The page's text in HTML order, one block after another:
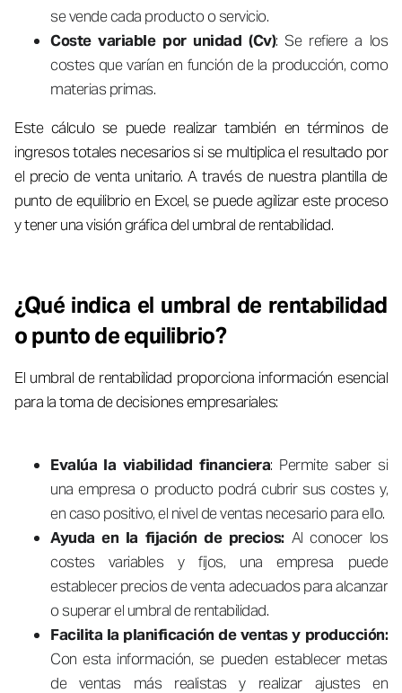
se vende cada producto o servicio.
Coste variable por unidad (Cv): Se refiere a los
costes que varían en función de la producción, como
materias primas.
Este cálculo se puede realizar también en términos de
ingresos totales necesarios si se multiplica el resultado por
el precio de venta unitario. A través de nuestra plantilla de
punto de equilibrio en Excel, se puede agilizar este proceso
y tener una visión gráfica del umbral de rentabilidad.
¿Qué indica el umbral de rentabilidad
o punto de equilibrio?
El umbral de rentabilidad proporciona información esencial
para la toma de decisiones empresariales:
Evalúa la viabilidad financiera: Permite saber si
una empresa o producto podrá cubrir sus costes y,
en caso positivo, el nivel de ventas necesario para ello.
Ayuda en la fijación de precios:Al conocer los
costes variables y fijos, una empresa puede
establecer precios de venta adecuados para alcanzar
o superar el umbral de rentabilidad.
Facilita la planificación de ventas y producción:
Con esta información, se pueden establecer metas
de ventas más realistas y realizar ajustes en